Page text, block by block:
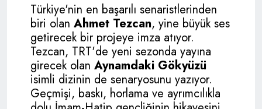
Türkiye'nin en başarılı senaristlerinden
biri olan Ahmet Tezcan, yine büyük ses
getirecek bir projeye imza atıyor.
Tezcan, TRT'de yeni sezonda yayına
girecek olan Aynamdaki Gökyüzü
isimli dizinin de senaryosunu yazıyor.
Geçmişi, baskı, horlama ve ayrımcılıkla